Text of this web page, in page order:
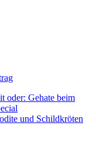
oder: Gehate beim
und Schildkröten